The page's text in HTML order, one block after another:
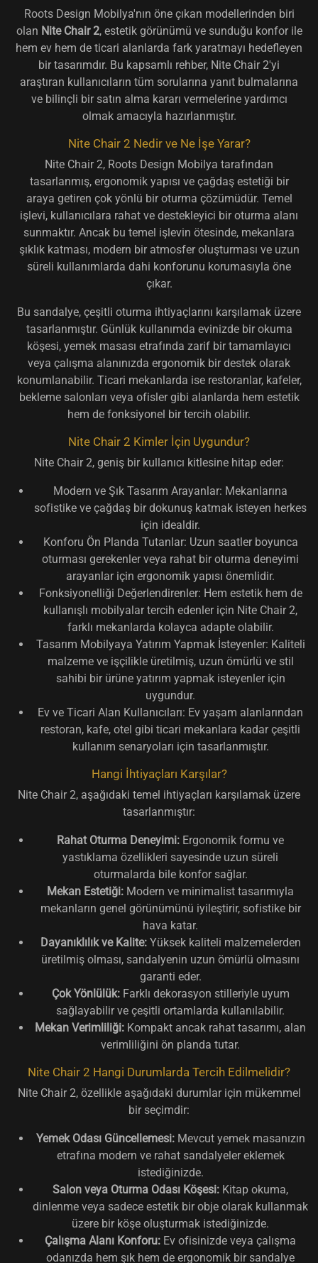
Roots Design Mobilya'nın öne çıkan modellerinden biri
olan Nite Chair 2, estetik görünümü ve sunduğu konfor ile
hem ev hem de ticari alanlarda fark yaratmayı hedefleyen
bir tasarımdır. Bu kapsamlı rehber, Nite Chair 2'yi
araştıran kullanıcıların tüm sorularına yanıt bulmalarına
ve bilinçli bir satın alma kararı vermelerine yardımcı
olmak amacıyla hazırlanmıştır.
Nite Chair 2 Nedir ve Ne İşe Yarar?
Nite Chair 2, Roots Design Mobilya tarafından
tasarlanmış, ergonomik yapısı ve çağdaş estetiği bir
araya getiren çok yönlü bir oturma çözümüdür. Temel
işlevi, kullanıcılara rahat ve destekleyici bir oturma alanı
sunmaktır. Ancak bu temel işlevin ötesinde, mekanlara
şıklık katması, modern bir atmosfer oluşturması ve uzun
süreli kullanımlarda dahi konforunu korumasıyla öne
çıkar.
Bu sandalye, çeşitli oturma ihtiyaçlarını karşılamak üzere
tasarlanmıştır. Günlük kullanımda evinizde bir okuma
köşesi, yemek masası etrafında zarif bir tamamlayıcı
veya çalışma alanınızda ergonomik bir destek olarak
konumlanabilir. Ticari mekanlarda ise restoranlar, kafeler,
bekleme salonları veya ofisler gibi alanlarda hem estetik
hem de fonksiyonel bir tercih olabilir.
Nite Chair 2 Kimler İçin Uygundur?
Nite Chair 2, geniş bir kullanıcı kitlesine hitap eder:
Modern ve Şık Tasarım Arayanlar: Mekanlarına
sofistike ve çağdaş bir dokunuş katmak isteyen herkes
için idealdir.
Konforu Ön Planda Tutanlar: Uzun saatler boyunca
oturması gerekenler veya rahat bir oturma deneyimi
arayanlar için ergonomik yapısı önemlidir.
Fonksiyonelliği Değerlendirenler: Hem estetik hem de
kullanışlı mobilyalar tercih edenler için Nite Chair 2,
farklı mekanlarda kolayca adapte olabilir.
Tasarım Mobilyaya Yatırım Yapmak İsteyenler: Kaliteli
malzeme ve işçilikle üretilmiş, uzun ömürlü ve stil
sahibi bir ürüne yatırım yapmak isteyenler için
uygundur.
Ev ve Ticari Alan Kullanıcıları: Ev yaşam alanlarından
restoran, kafe, otel gibi ticari mekanlara kadar çeşitli
kullanım senaryoları için tasarlanmıştır.
Hangi İhtiyaçları Karşılar?
Nite Chair 2, aşağıdaki temel ihtiyaçları karşılamak üzere
tasarlanmıştır:
Rahat Oturma Deneyimi: Ergonomik formu ve
yastıklama özellikleri sayesinde uzun süreli
oturmalarda bile konfor sağlar.
Mekan Estetiği: Modern ve minimalist tasarımıyla
mekanların genel görünümünü iyileştirir, sofistike bir
hava katar.
Dayanıklılık ve Kalite:Yüksek kaliteli malzemelerden
üretilmiş olması, sandalyenin uzun ömürlü olmasını
garanti eder.
Çok Yönlülük:Farklı dekorasyon stilleriyle uyum
sağlayabilir ve çeşitli ortamlarda kullanılabilir.
Mekan Verimliliği: Kompakt ancak rahat tasarımı, alan
verimliliğini ön planda tutar.
Nite Chair 2 Hangi Durumlarda Tercih Edilmelidir?
Nite Chair 2, özellikle aşağıdaki durumlar için mükemmel
bir seçimdir:
Yemek Odası Güncellemesi:Mevcut yemek masanızın
etrafına modern ve rahat sandalyeler eklemek
istediğinizde.
Salon veya Oturma Odası Köşesi: Kitap okuma,
dinlenme veya sadece estetik bir obje olarak kullanmak
üzere bir köşe oluşturmak istediğinizde.
Çalışma Alanı Konforu: Ev ofisinizde veya çalışma
odanızda hem şık hem de ergonomik bir sandalye